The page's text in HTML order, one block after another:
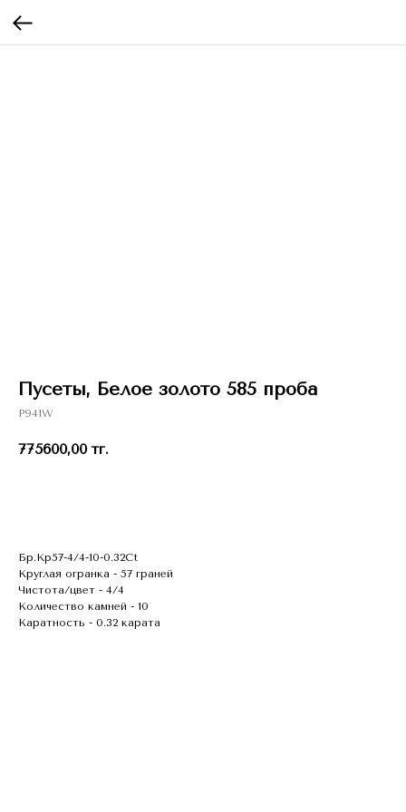
Пусеты, Белое золото 585 проба
P941W
775600,00 тг.
Бр.Кр57-4/4-10-0.32Ct
Круглая огранка - 57 граней
Чистота/цвет - 4/4
Количество камней - 10
Каратность - 0.32 карата